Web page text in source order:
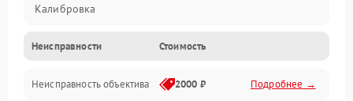
Калибровка
Механика
Электропитание
Неисправности Стоимость
Неисправность объектива 2000 ₽ Подробнее →